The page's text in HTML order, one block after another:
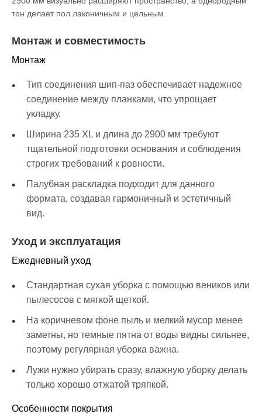
тон делает пол лаконичным и цельным.
Монтаж и совместимость
Монтаж
Тип соединения шип-паз обеспечивает надежное
соединение между планками, что упрощает
укладку.
Ширина 235 XL и длина до 2900 мм требуют
тщательной подготовки основания и соблюдения
строгих требований к ровности.
Палубная раскладка подходит для данного
формата, создавая гармоничный и эстетичный
вид.
Уход и эксплуатация
Ежедневный уход
Стандартная сухая уборка с помощью веников или
пылесосов с мягкой щеткой.
На коричневом фоне пыль и мелкий мусор менее
заметны, но темные пятна от воды видны сильнее,
поэтому регулярная уборка важна.
Лужи нужно убирать сразу, влажную уборку делать
только хорошо отжатой тряпкой.
Особенности покрытия